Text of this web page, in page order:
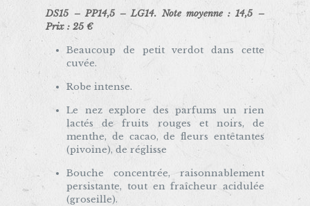
DS15 – PP14,5 – LG14. Note moyenne : 14,5 –
Prix : 25 €
Beaucoup de petit verdot dans cette
cuvée.
Robe intense.
Le nez explore des parfums un rien
lactés de fruits rouges et noirs, de
menthe, de cacao, de fleurs entêtantes
(pivoine), de réglisse
Bouche concentrée, raisonnablement
persistante, tout en fraîcheur acidulée
(groseille).